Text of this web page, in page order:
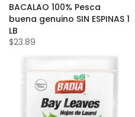
BACALAO 100% Pesca
buena genuino SIN ESPINAS 1
LB
$23.89